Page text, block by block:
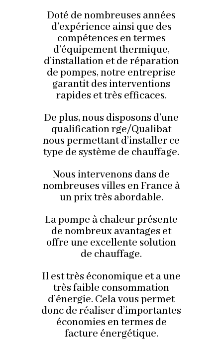
Doté de nombreuses années
d’expérience ainsi que des
compétences en termes
d’équipement thermique,
d’installation et de réparation
de pompes, notre entreprise
garantit des interventions
rapides et très efficaces.
De plus, nous disposons d’une
qualification rge/Qualibat
nous permettant d’installer ce
type de système de chauffage.
Nous intervenons dans de
nombreuses villes en France à
un prix très abordable.
La pompe à chaleur présente
de nombreux avantages et
offre une excellente solution
de chauffage.
Il est très économique et a une
très faible consommation
d’énergie. Cela vous permet
donc de réaliser d’importantes
économies en termes de
facture énergétique.